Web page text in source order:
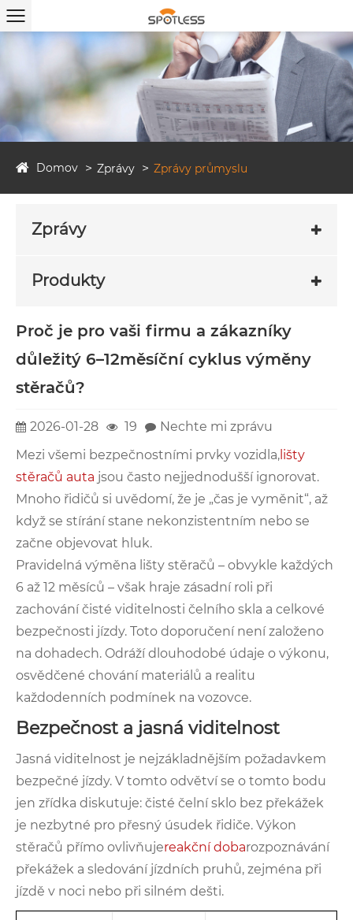
Domov Zprávy Zprávy průmyslu
Zprávy
Produkty
Proč je pro vaši firmu a zákazníky
důležitý 6–12měsíční cyklus výměny
stěračů?
2026-01-28 19
Nechte mi zprávu
Mezi všemi bezpečnostními prvky vozidla, lišty
stěračů auta jsou často nejjednodušší ignorovat.
Mnoho řidičů si uvědomí, že je „čas je vyměnit“, až
když se stírání stane nekonzistentním nebo se
začne objevovat hluk.
Pravidelná výměna lišty stěračů – obvykle každých
6 až 12 měsíců – však hraje zásadní roli při
zachování čisté viditelnosti čelního skla a celkové
bezpečnosti jízdy. Toto doporučení není založeno
na dohadech. Odráží dlouhodobé údaje o výkonu,
osvědčené chování materiálů a realitu
každodenních podmínek na vozovce.
Bezpečnost a jasná viditelnost
Jasná viditelnost je nejzákladnějším požadavkem
bezpečné jízdy. V tomto odvětví se o tomto bodu
jen zřídka diskutuje: čisté čelní sklo bez překážek
je nezbytné pro přesný úsudek řidiče. Výkon
stěračů přímo ovlivňujereakční dobarozpoznávání
překážek a sledování jízdních pruhů, zejména při
jízdě v noci nebo při silném dešti.